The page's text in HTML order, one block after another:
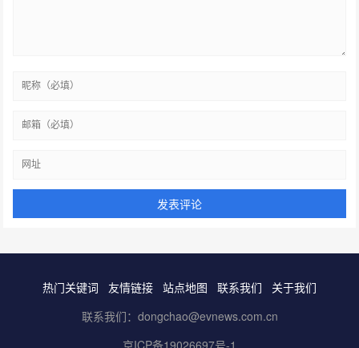
热门关键词 友情链接 站点地图 联系我们
关于我们
联系我们：dongchao@evnews.com.cn